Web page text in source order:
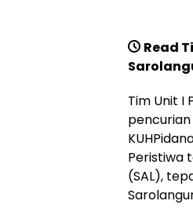
Read
Tim Unit I
Peristiwa
(SAL),